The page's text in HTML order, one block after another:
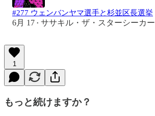
#277 ウェンバンヤマ選手と杉並区長選挙
6月 17 • ササキル・ザ・スターシーカー
1
もっと続けますか？